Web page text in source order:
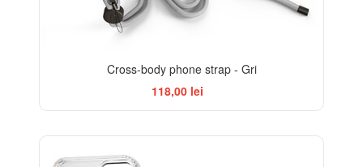
Cross-body phone strap - Gri
118,00 lei